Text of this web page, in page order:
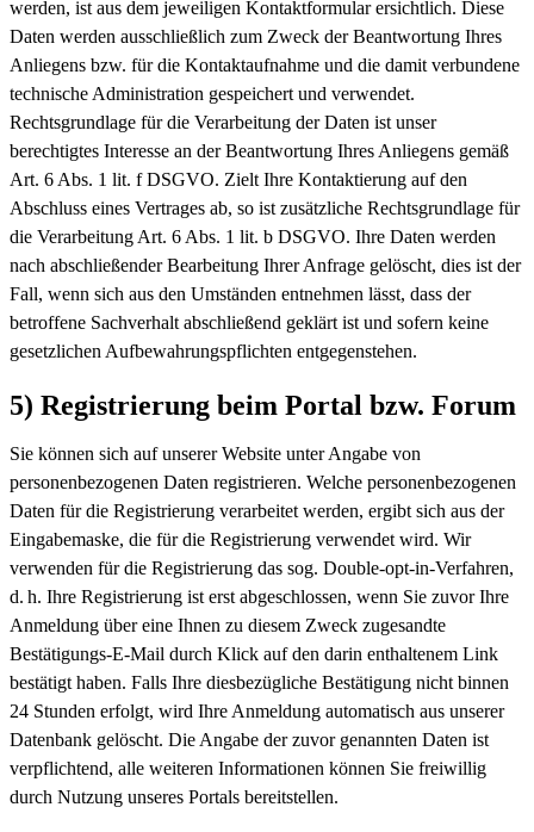
werden, ist aus dem jeweiligen Kontaktformular ersichtlich. Diese
Daten werden ausschließlich zum Zweck der Beantwortung Ihres
Anliegens bzw. für die Kontaktaufnahme und die damit verbundene
technische Administration gespeichert und verwendet.
Rechtsgrundlage für die Verarbeitung der Daten ist unser
berechtigtes Interesse an der Beantwortung Ihres Anliegens gemäß
Art. 6 Abs. 1 lit. f DSGVO. Zielt Ihre Kontaktierung auf den
Abschluss eines Vertrages ab, so ist zusätzliche Rechtsgrundlage für
die Verarbeitung Art. 6 Abs. 1 lit. b DSGVO. Ihre Daten werden
nach abschließender Bearbeitung Ihrer Anfrage gelöscht, dies ist der
Fall, wenn sich aus den Umständen entnehmen lässt, dass der
betroffene Sachverhalt abschließend geklärt ist und sofern keine
gesetzlichen Aufbewahrungspflichten entgegenstehen.
5) Registrierung beim Portal bzw. Forum
Sie können sich auf unserer Website unter Angabe von
personenbezogenen Daten registrieren. Welche personenbezogenen
Daten für die Registrierung verarbeitet werden, ergibt sich aus der
Eingabemaske, die für die Registrierung verwendet wird. Wir
verwenden für die Registrierung das sog. Double-opt-in-Verfahren,
d. h. Ihre Registrierung ist erst abgeschlossen, wenn Sie zuvor Ihre
Anmeldung über eine Ihnen zu diesem Zweck zugesandte
Bestätigungs-E-Mail durch Klick auf den darin enthaltenem Link
bestätigt haben. Falls Ihre diesbezügliche Bestätigung nicht binnen
24 Stunden erfolgt, wird Ihre Anmeldung automatisch aus unserer
Datenbank gelöscht. Die Angabe der zuvor genannten Daten ist
verpflichtend, alle weiteren Informationen können Sie freiwillig
durch Nutzung unseres Portals bereitstellen.